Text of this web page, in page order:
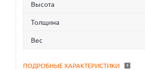
Высота
Толщина
Вес
ПОДРОБНЫЕ ХАРАКТЕРИСТИКИ